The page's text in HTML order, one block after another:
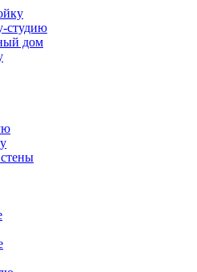
студию
дом